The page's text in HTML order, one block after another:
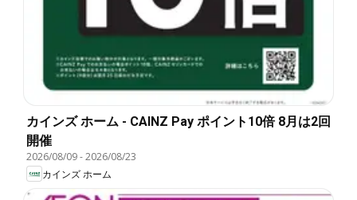
カインズ ホーム - CAINZ Pay ポイント10倍 8月は2回
開催
2026/08/09-2026/08/23
カインズ ホーム